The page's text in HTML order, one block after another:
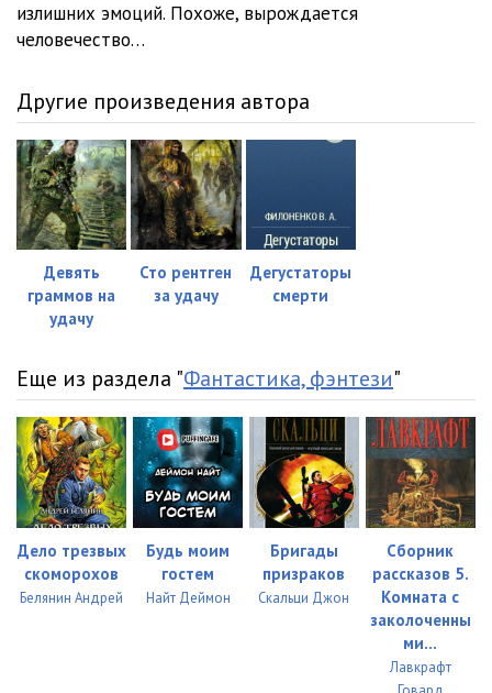
излишних эмоций. Похоже, вырождается
человечество…
Другие произведения автора
Девять
граммов на
удачу
Сто рентген
за удачу
Дегустаторы
смерти
Еще из раздела "Фантастика, фэнтези"
Дело трезвых
скоморохов
Белянин Андрей
Будь моим
гостем
Найт Деймон
Бригады
призраков
Скальци Джон
Сборник
рассказов 5.
Комната с
заколоченны
ми...
Лавкрафт